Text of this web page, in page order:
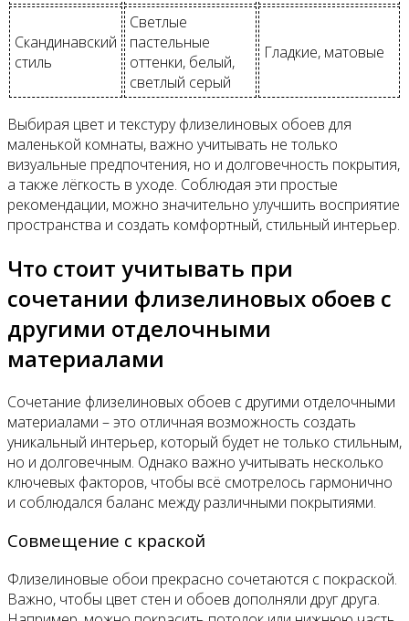
Скандинавский
стиль
Светлые
пастельные
оттенки, белый,
светлый серый
Гладкие, матовые
Выбирая цвет и текстуру флизелиновых обоев для
маленькой комнаты, важно учитывать не только
визуальные предпочтения, но и долговечность покрытия,
а также лёгкость в уходе. Соблюдая эти простые
рекомендации, можно значительно улучшить восприятие
пространства и создать комфортный, стильный интерьер.
Что стоит учитывать при
сочетании флизелиновых обоев с
другими отделочными
материалами
Сочетание флизелиновых обоев с другими отделочными
материалами – это отличная возможность создать
уникальный интерьер, который будет не только стильным,
но и долговечным. Однако важно учитывать несколько
ключевых факторов, чтобы всё смотрелось гармонично
и соблюдался баланс между различными покрытиями.
Совмещение с краской
Флизелиновые обои прекрасно сочетаются с покраской.
Важно, чтобы цвет стен и обоев дополняли друг друга.